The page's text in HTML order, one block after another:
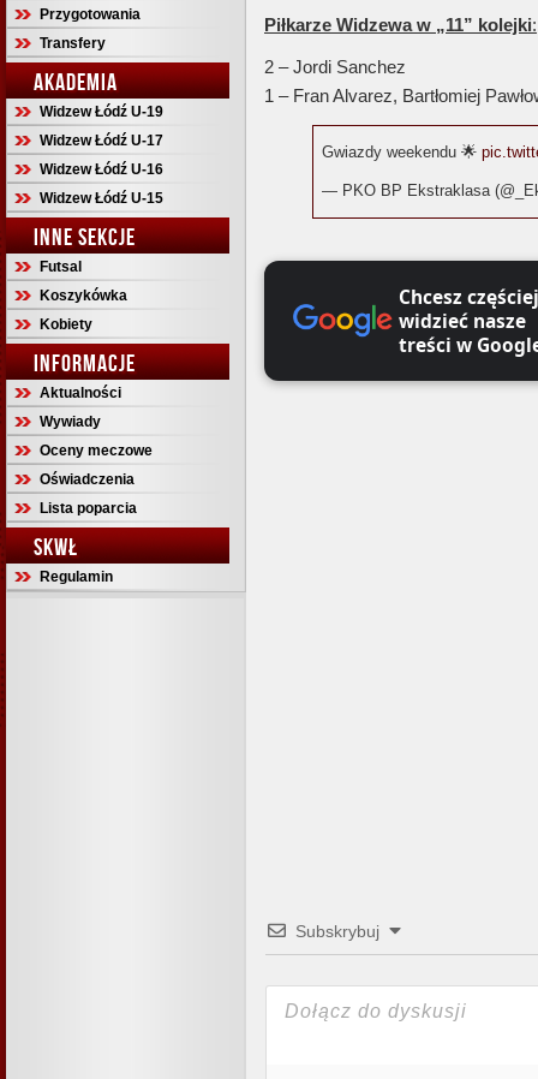
Przygotowania
Transfery
AKADEMIA
Widzew Łódź U-19
Widzew Łódź U-17
Widzew Łódź U-16
Widzew Łódź U-15
INNE SEKCJE
Futsal
Koszykówka
Kobiety
INFORMACJE
Aktualności
Wywiady
Oceny meczowe
Oświadczenia
Lista poparcia
SKWŁ
Regulamin
Piłkarze Widzewa w „11” kolejki:
2 – Jordi Sanchez
1 – Fran Alvarez, Bartłomiej
Gwiazdy weekendu 🌟
— PKO BP Ekstraklasa
Chcesz częściej
widzieć nasze
treści w
Subskrybuj